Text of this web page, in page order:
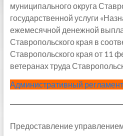
муниципального округа
государственной услуги
ежемесячной денежной
Ставропольского края в
Ставропольского края от 11
ветеранах труда
Административный регламент
Предоставление